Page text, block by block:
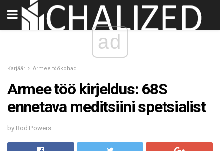
ad
Karjäär Armee töökohad
Armee töö kirjeldus: 68S
ennetava meditsiini spetsialist
by Rod Powers